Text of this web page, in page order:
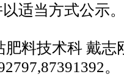
适当方式公示
料技术科 戴志
。